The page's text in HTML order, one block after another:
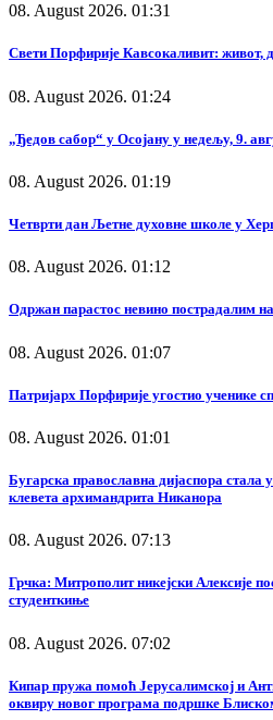
08. August 2026. 01:31
Свети Порфирије Кавсокаливит: живот,
08. August 2026. 01:24
„Ђедов сабор“ у Осојану у недељу, 9.
08. August 2026. 01:19
Четврти дан Љетне духовне школе у
08. August 2026. 01:12
Одржан парастос невино пострадалим
08. August 2026. 01:07
Патријарх Порфирије угостио ученике
08. August 2026. 01:01
Бугарска православна дијаспора стала
клевета архимандрита Никанора
08. August 2026. 07:13
Грчка: Митрополит никејски Алексије
студенткиње
08. August 2026. 07:02
Кипар пружа помоћ Јерусалимској и
оквиру новог програма подршке